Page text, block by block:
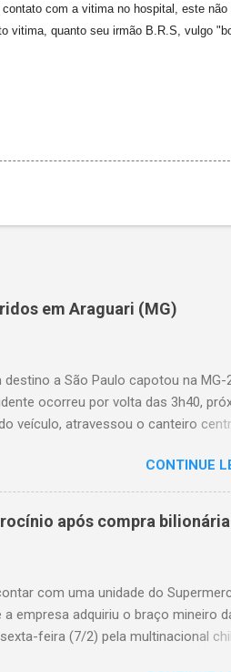
com a vitima no hospital, este não
vitima, quanto seu irmão B.R.S, vulgo
em Araguari (MG)
a São Paulo capotou na MG-
ocorreu por volta das 3h40,
veículo, atravessou o canteiro
investigam as causas do
CONTINUE
após compra bilionária
com uma unidade do
empresa adquiriu o braço mineiro
feira (7/2) pela multinacional